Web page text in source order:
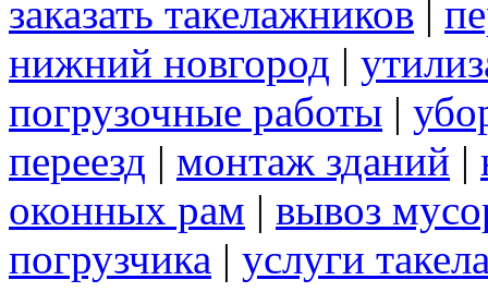
заказать такелажников |
нижний новгород |
погрузочные работы |
переезд | монтаж зданий |
оконных рам | вывоз
погрузчика | услуги